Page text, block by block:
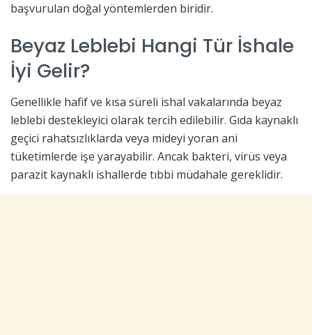
başvurulan doğal yöntemlerden biridir.
Beyaz Leblebi Hangi Tür İshale
İyi Gelir?
Genellikle hafif ve kısa süreli ishal vakalarında beyaz
leblebi destekleyici olarak tercih edilebilir. Gıda kaynaklı
geçici rahatsızlıklarda veya mideyi yoran ani
tüketimlerde işe yarayabilir. Ancak bakteri, virüs veya
parazit kaynaklı ishallerde tıbbi müdahale gereklidir.